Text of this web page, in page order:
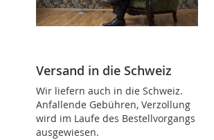
Versand in die Schweiz
Wir liefern auch in die Schweiz.
Anfallende Gebühren, Verzollung
wird im Laufe des Bestellvorgangs
ausgewiesen.